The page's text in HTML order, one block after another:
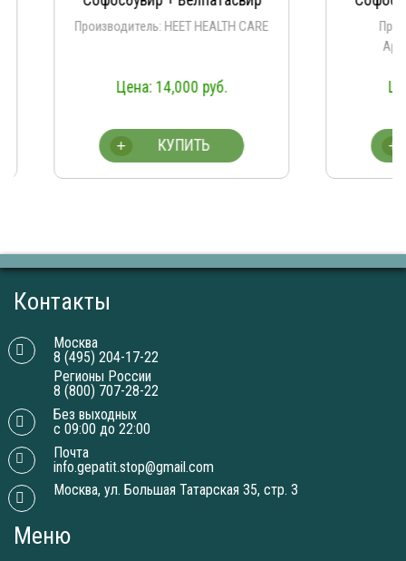
Производитель: HEET HEALTH CARE
14,000руб.
КУПИТЬ
Aprazer/
Контакты
Москва
8 (495) 204-17-22
Регионы России
8 (800) 707-28-22
Без выходных
с 09:00 до 22:00
Почта
info.gepatit.stop@gmail.com
Москва, ул. Большая Татарская 35, стр. 3
Меню